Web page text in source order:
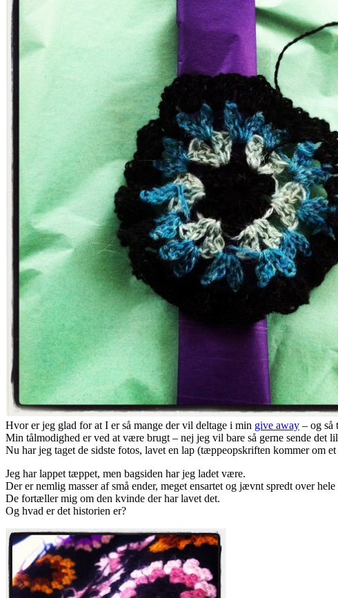
Hvor er jeg glad for at I er så mange der vil deltage i min give away – og så
Min tålmodighed er ved at være brugt – nej jeg vil bare så gerne sende det
Nu har jeg taget de sidste fotos, lavet en lap (tæppeopskriften kommer om
Jeg har lappet tæppet, men bagsiden har jeg ladet være.
Der er nemlig masser af små ender, meget ensartet og jævnt spredt over hele
De fortæller mig om den kvinde der har lavet det.
Og hvad er det historien er?